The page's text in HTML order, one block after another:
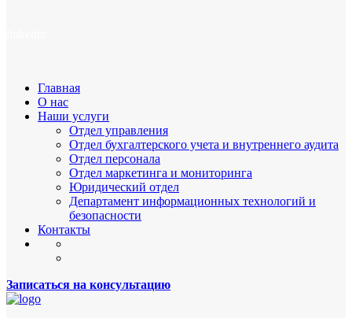
Главная
О нас
Наши услуги
Отдел управления
Отдел бухгалтерского учета и внутреннего аудита
Отдел персонала
Отдел маркетинга и мониторинга
Юридический отдел
Департамент информационных технологий и
безопасности
Контакты
Записаться на консультацию